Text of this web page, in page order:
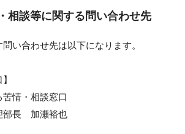
相談等に関する問い合わせ先
い合わせ先は以下になります。
情・相談窓口
部長 加瀬裕也